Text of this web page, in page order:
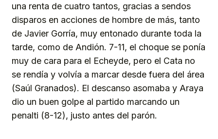
una renta de cuatro tantos, gracias a sendos
disparos en acciones de hombre de más, tanto
de Javier Gorría, muy entonado durante toda la
tarde, como de Andión. 7-11, el choque se ponía
muy de cara para el Echeyde, pero el Cata no
se rendía y volvía a marcar desde fuera del área
(Saúl Granados). El descanso asomaba y Araya
dio un buen golpe al partido marcando un
penalti (8-12), justo antes del parón.